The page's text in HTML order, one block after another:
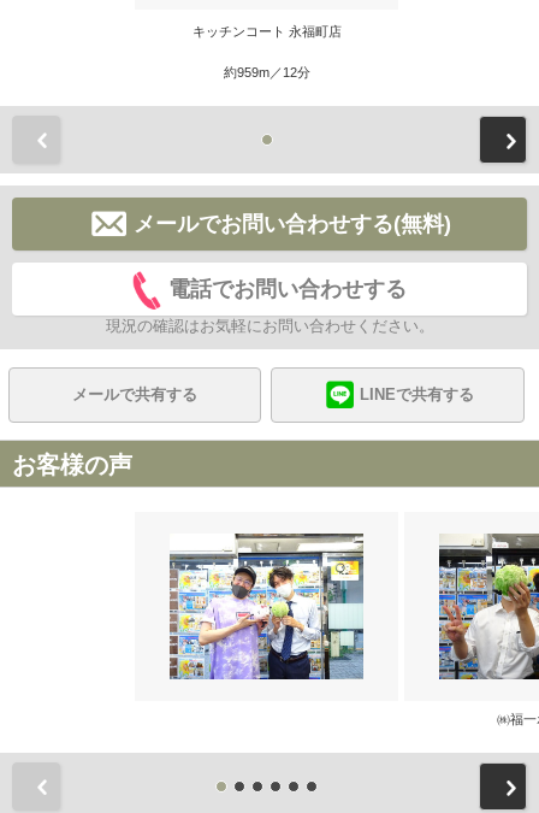
キッチンコート 永福町店
約959m／12分
メールでお問い合わせする(無料)
電話でお問い合わせする
現況の確認はお気軽にお問い合わせください。
メールで共有する LINEで共有する
お客様の声
㈱福一